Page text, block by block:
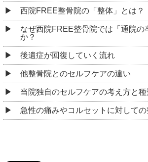
西院FREE整骨院の「整体」とは？
なぜ西院FREE整骨院では「通院の
か？
後遺症が回復していく流れ
他整骨院とのセルフケアの違い
当院独自のセルフケアの考え方と種
急性の痛みやコルセットに対して